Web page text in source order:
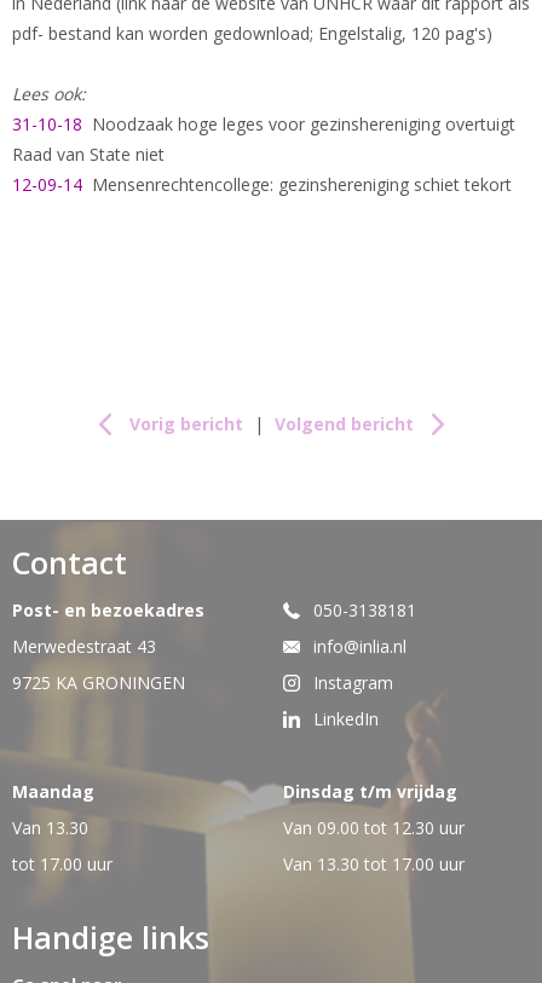
pdf- bestand kan worden gedownload; Engelstalig, 120 pag's)
Lees ook:
31-10-18 Noodzaak hoge leges voor gezinshereniging overtuigt
Raad van State niet
12-09-14 Mensenrechtencollege: gezinshereniging schiet tekort
Vorig bericht | Volgend bericht
Contact
Post- en bezoekadres
Merwedestraat 43
9725 KA GRONINGEN
050-3138181
info@inlia.nl
Instagram
LinkedIn
Maandag
Van 13.30
tot 17.00 uur
Dinsdag t/m vrijdag
Van 09.00 tot 12.30 uur
Van 13.30 tot 17.00 uur
Handige links